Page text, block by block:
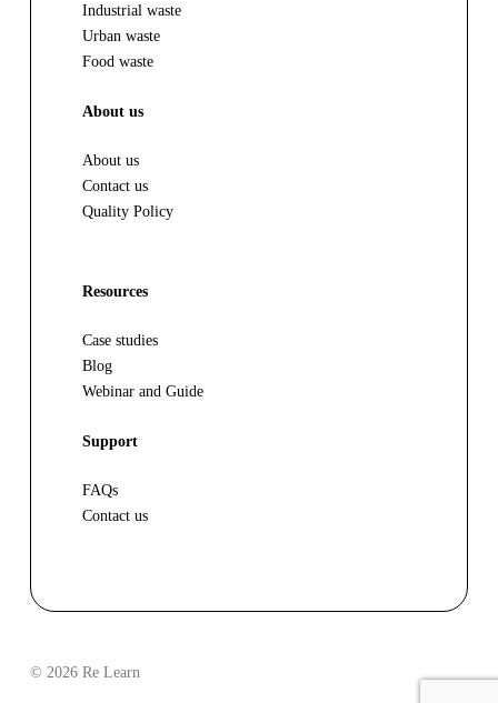
Industrial waste
Urban waste
Food waste
About us
About us
Contact us
Quality Policy
Resources
Case studies
Blog
Webinar and Guide
Support
FAQs
Contact us
© 2026 Re Learn